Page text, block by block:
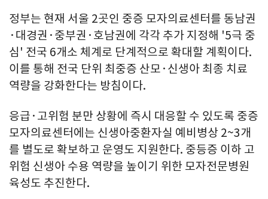
정부는 현재 서울 2곳인 중증 모자의료센터를 동남권
·대경권·중부권·호남권에 각각 추가 지정해 '5극 중
심' 전국 6개소 체계로 단계적으로 확대할 계획이다.
이를 통해 전국 단위 최중증 산모·신생아 최종 치료
역량을 강화한다는 방침이다.
응급·고위험 분만 상황에 즉시 대응할 수 있도록 중증
모자의료센터에는 신생아중환자실 예비병상 2~3개
를 별도로 확보하고 운영도 지원한다. 중등증 이하 고
위험 신생아 수용 역량을 높이기 위한 모자전문병원
육성도 추진한다.